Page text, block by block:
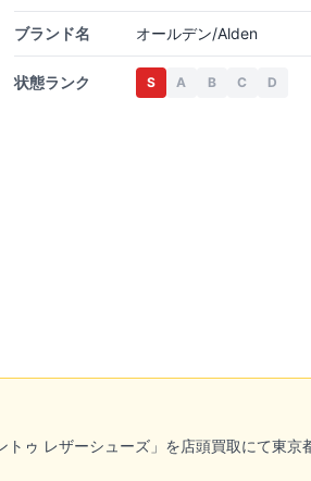
ブランド名 オールデン/Alden
状態ランク S A B C D
ゥ レザーシューズ」を店頭買取にて東京